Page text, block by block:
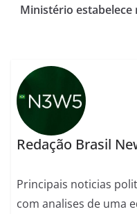
Ministério estabelece
Redação Brasil
Principais noticias
com analises de uma